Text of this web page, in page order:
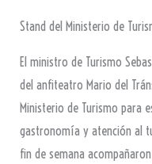
Stand del Ministerio de
El ministro de Turismo
del anfiteatro Mario del
Ministerio de Turismo para
gastronomía y atención al
fin de semana